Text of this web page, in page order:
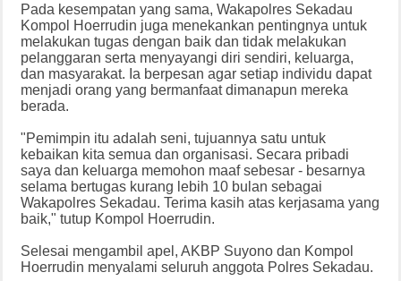
Pada kesempatan yang sama, Wakapolres Sekadau
Kompol Hoerrudin juga menekankan pentingnya untuk
melakukan tugas dengan baik dan tidak melakukan
pelanggaran serta menyayangi diri sendiri, keluarga,
dan masyarakat. Ia berpesan agar setiap individu dapat
menjadi orang yang bermanfaat dimanapun mereka
berada.
"Pemimpin itu adalah seni, tujuannya satu untuk
kebaikan kita semua dan organisasi. Secara pribadi
saya dan keluarga memohon maaf sebesar - besarnya
selama bertugas kurang lebih 10 bulan sebagai
Wakapolres Sekadau. Terima kasih atas kerjasama yang
baik," tutup Kompol Hoerrudin.
Selesai mengambil apel, AKBP Suyono dan Kompol
Hoerrudin menyalami seluruh anggota Polres Sekadau.